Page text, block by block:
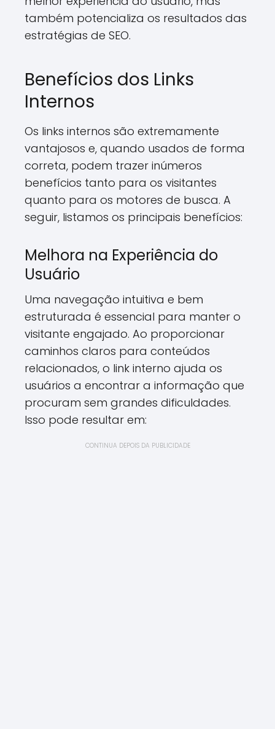
também potencializa os resultados das
estratégias de SEO.
Benefícios dos Links
Internos
Os links internos são extremamente
vantajosos e, quando usados de forma
correta, podem trazer inúmeros
benefícios tanto para os visitantes
quanto para os motores de busca. A
seguir, listamos os principais benefícios:
Melhora na Experiência do
Usuário
Uma navegação intuitiva e bem
estruturada é essencial para manter o
visitante engajado. Ao proporcionar
caminhos claros para conteúdos
relacionados, o link interno ajuda os
usuários a encontrar a informação que
procuram sem grandes dificuldades.
Isso pode resultar em:
CONTINUA DEPOIS DA PUBLICIDADE